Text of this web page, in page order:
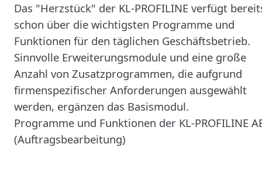
Das "Herzstück" der KL-PROFILINE verfügt
schon über die wichtigsten Programme und
Funktionen für den täglichen Geschäftsbetrieb.
Sinnvolle Erweiterungsmodule und eine große
Anzahl von Zusatzprogrammen, die aufgrund
firmenspezifischer Anforderungen ausgewählt
werden, ergänzen das Basismodul.
Programme und Funktionen der KL-PROFILINE
(Auftragsbearbeitung)